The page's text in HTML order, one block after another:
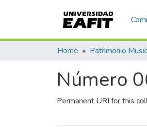
Home Patrimonio
Número
Permanent URI for this